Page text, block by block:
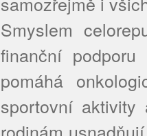
Smyslem
finanční
pomáhá
sportovní